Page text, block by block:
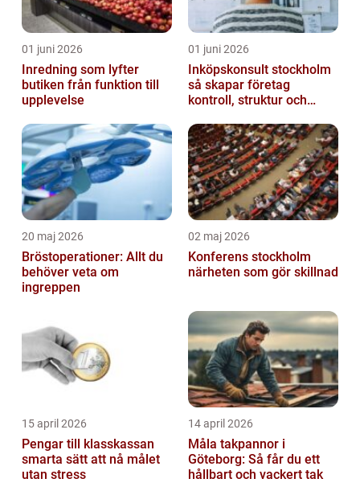
01 juni 2026
Inredning som lyfter
butiken från funktion till
upplevelse
01 juni 2026
Inköpskonsult stockholm
så skapar företag
kontroll, struktur och
20 maj 2026
Bröstoperationer: Allt du
behöver veta om
ingreppen
02 maj 2026
Konferens stockholm
närheten som gör skillnad
15 april 2026
Pengar till klasskassan
smarta sätt att nå målet
utan stress
14 april 2026
Måla takpannor i
Göteborg: Så får du ett
hållbart och vackert tak